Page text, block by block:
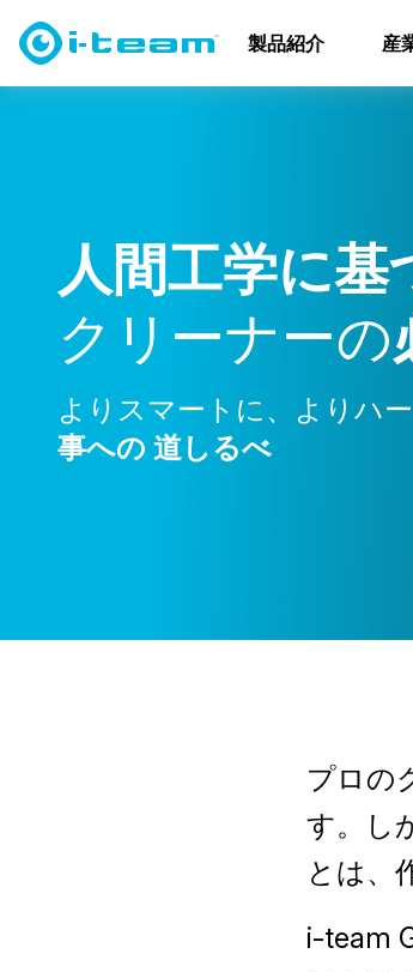
製品紹介 産
人間工学に基
ク リ ーナーの
よりスマートに、よりハー
事への 道しるべ
プロの
す。し
とは、
i-team